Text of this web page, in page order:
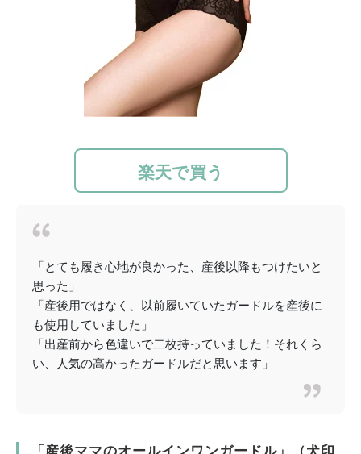
楽天で買う
「とても履き心地が良かった、産後以降もつけたいと
思った」
「産後用ではなく、以前履いていたガードルを産後に
も使用していました」
「出産前から色違いで二枚持っていました！それくら
い、人気の高かったガードルだと思います」